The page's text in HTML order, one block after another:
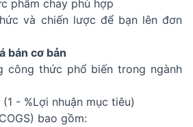
phẩm chay phù hợp
và chiến lược để bạn lên đơn
bán cơ bản
công thức phổ biến trong ngành
- %Lợi nhuận mục tiêu)
bao gồm: